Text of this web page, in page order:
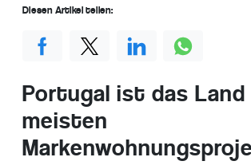
Portugal ist das
meisten
Diesen Artikel teilen: